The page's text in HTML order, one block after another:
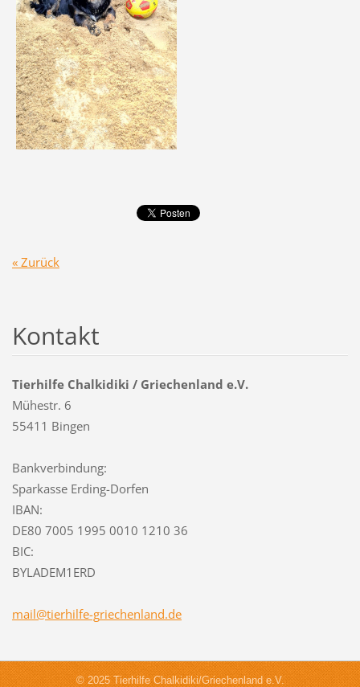
« Zurück
Kontakt
Tierhilfe Chalkidiki / Griechenland e.V.
Mühestr. 6
55411 Bingen
Bankverbindung:
Sparkasse Erding-Dorfen
IBAN:
DE80 7005 1995 0010 1210 36
BIC:
BYLADEM1ERD
mail@tierhilfe-griechenland.de
© 2025 Tierhilfe Chalkidiki/Griechenland e.V.